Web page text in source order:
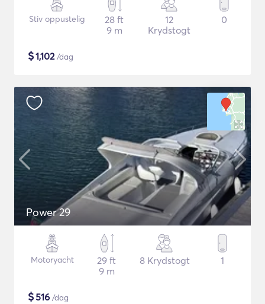
Stiv oppustelig
28 ft
9 m
12
Krydstogt
0
$1,102/dag
Power 29
Motoryacht
29 ft
9 m
8 Krydstogt 1
$516 /dag